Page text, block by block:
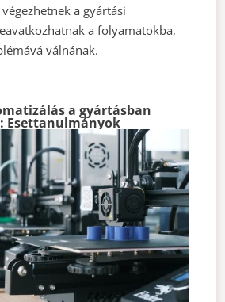
a gyártási
a folyamatokba,
válnának.
a gyártásban
Esettanulmányok